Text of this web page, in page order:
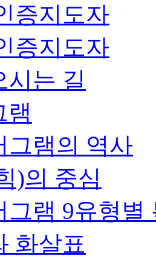
증지도자
증지도자
시는 길
램
그램의 역사
)의 중심
그램 9유형별
화살표